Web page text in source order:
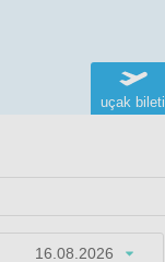
uçak bileti